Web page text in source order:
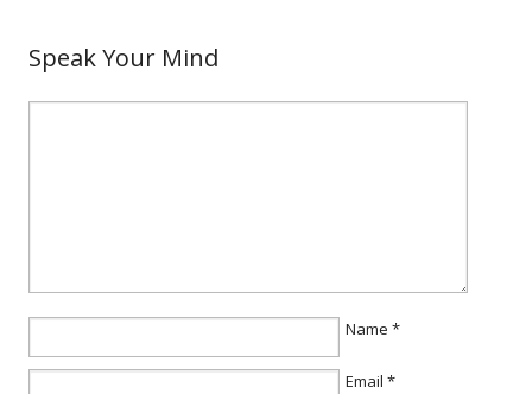
Speak Your Mind
Name *
Email *